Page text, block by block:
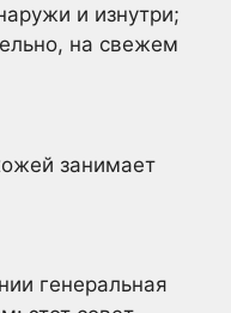
и изнутри;
на свежем
занимает
генеральная